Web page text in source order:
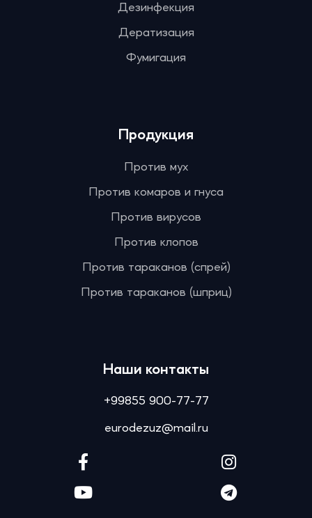
Дезинфекция
Дератизация
Фумигация
Продукция
Против мух
Против комаров и гнуса
Против вирусов
Против клопов
Против тараканов (спрей)
Против тараканов (шприц)
Наши контакты
+99855 900-77-77
eurodezuz@mail.ru